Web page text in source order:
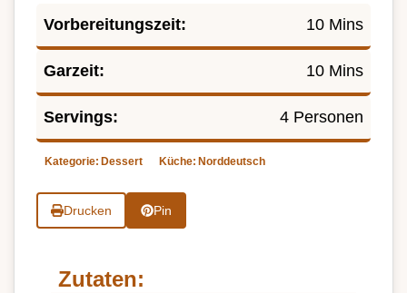
Vorbereitungszeit: 10 Mins
Garzeit: 10 Mins
Servings: 4 Personen
Kategorie: Dessert Küche: Norddeutsch
Drucken Pin
Zutaten: